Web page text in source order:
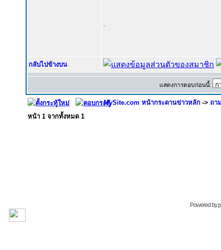
กลับไปข้างบน
แสดงการตอบก่อนนี้:
MySite.com หน้ากระดานข่าวหลัก -> ถา
หน้า 1 จากทั้งหมด 1
Powered by